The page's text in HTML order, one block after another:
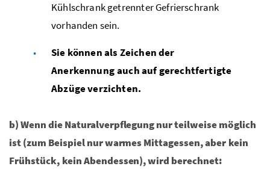
Kühlschrank getrennter Gefrierschrank
vorhanden sein.
Sie können als Zeichen der
Anerkennung auch auf gerechtfertigte
Abzüge verzichten.
b) Wenn die Naturalverpflegung nur teilweise möglich
ist (zum Beispiel nur warmes Mittagessen, aber kein
Frühstück, kein Abendessen), wird berechnet: